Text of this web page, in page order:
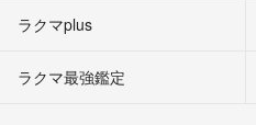
ラクマplus
ラクマ最強鑑定